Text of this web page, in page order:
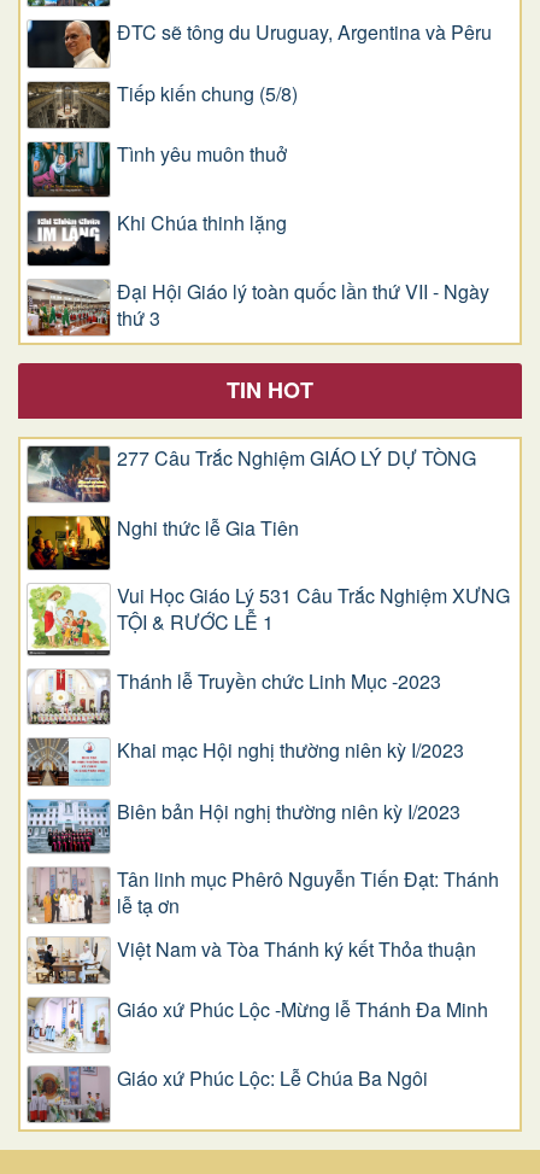
ĐTC sẽ tông du Uruguay, Argentina và Pêru
Tiếp kiến chung (5/8)
Tình yêu muôn thuở
Khi Chúa thinh lặng
Đại Hội Giáo lý toàn quốc lần thứ VII - Ngày
thứ 3
TIN HOT
277 Câu Trắc Nghiệm GIÁO LÝ DỰ TÒNG
Nghi thức lễ Gia Tiên
Vui Học Giáo Lý 531 Câu Trắc Nghiệm XƯNG
TỘI & RƯỚC LỄ 1
Thánh lễ Truyền chức Linh Mục -2023
Khai mạc Hội nghị thường niên kỳ I/2023
Biên bản Hội nghị thường niên kỳ I/2023
Tân linh mục Phêrô Nguyễn Tiến Đạt: Thánh
lễ tạ ơn
Việt Nam và Tòa Thánh ký kết Thỏa thuận
Giáo xứ Phúc Lộc -Mừng lễ Thánh Đa Minh
Giáo xứ Phúc Lộc: Lễ Chúa Ba Ngôi